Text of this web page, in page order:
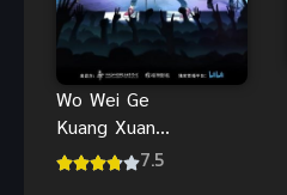
Wo Wei Ge
Kuang Xuanlu
Chongqi
7.5